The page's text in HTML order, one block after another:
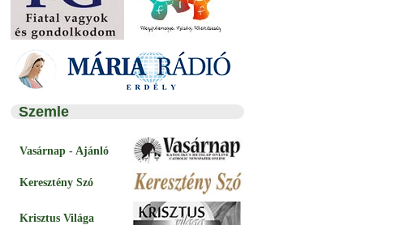
Szemle
Vasárnap - Ajánló
Keresztény Szó
Krisztus Világa